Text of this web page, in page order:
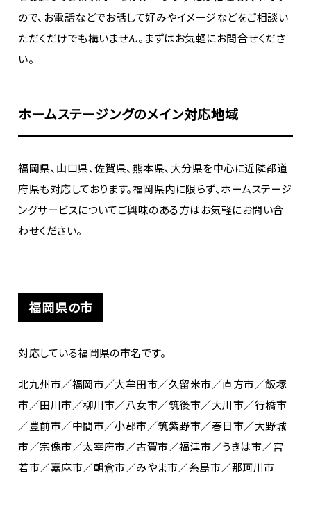
ので、お電話などでお話して好みやイメージなどをご相談い
ただくだけでも構いません。まずはお気軽にお問合せくださ
い。
ホームステージングのメイン対応地域
福岡県、山口県、佐賀県、熊本県、大分県を中心に近隣都道
府県も対応しております。福岡県内に限らず、ホームステージ
ングサービスについてご興味のある方はお気軽にお問い合
わせください。
福岡県の市
対応している福岡県の市名です。
北九州市／福岡市／大牟田市／久留米市／直方市／飯塚
市／田川市／柳川市／八女市／筑後市／大川市／行橋市
／豊前市／中間市／小郡市／筑紫野市／春日市／大野城
市／宗像市／太宰府市／古賀市／福津市／うきは市／宮
若市／嘉麻市／朝倉市／みやま市／糸島市／那珂川市